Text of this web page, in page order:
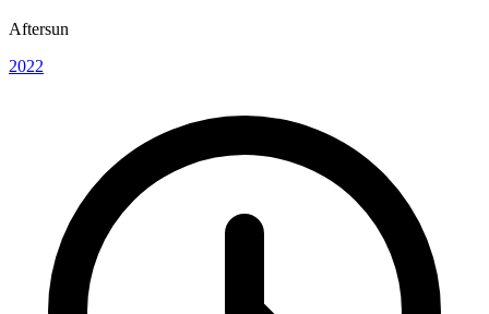
Aftersun
2022